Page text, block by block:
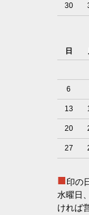
30
日
6
13
20
27
■印の
水曜日
ければ